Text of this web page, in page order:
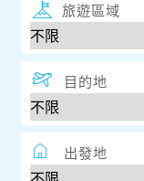
旅遊區域
目的地
出發地